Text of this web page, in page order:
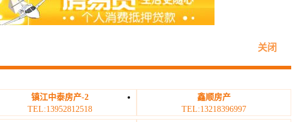
关闭
镇江中泰房产-2
TEL:13952812518
鑫顺房产
TEL:13218396997